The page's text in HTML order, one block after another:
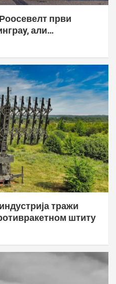
први
али
2029.
тражи
штиту